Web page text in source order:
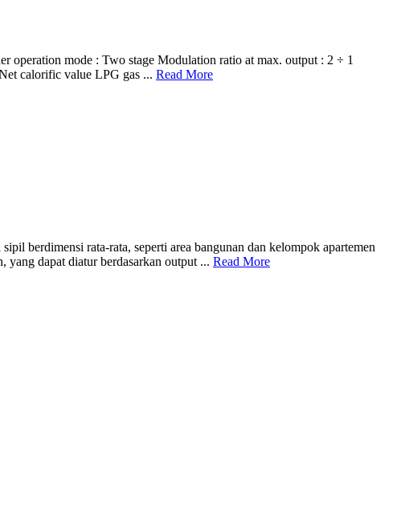
mode : Two stage Modulation ratio at max. output : 2 ÷ 1
calorific value LPG gas ... Read More
berdimensi rata-rata, seperti area bangunan dan kelompok apartemen
yang dapat diatur berdasarkan output ... Read More